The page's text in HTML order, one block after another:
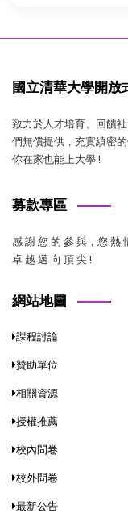
國立清華大學開放
致力於人才培育、回饋
們無償提供，充實縝密
你在家也能上大學 !
募款專區
感 謝 您 的 參 與，您 熱
卓 越 邁 向 頂 尖 !
網站地圖
課程討論
贊助單位
相關資源
授權推薦
校內問卷
校外問卷
最新公告